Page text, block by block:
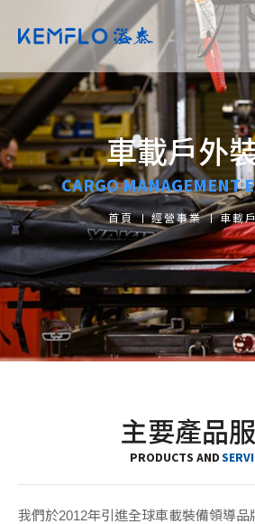
車載戶外
CARGO MANAGEMENT
首頁 經營事業 車載
主要產品
PRODUCTS AND
我們於2012年引進全球車載裝備領導